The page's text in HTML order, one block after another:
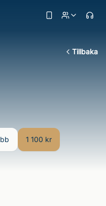
Tillbaka
1 100 kr